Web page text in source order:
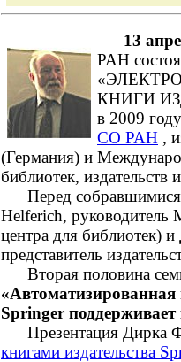
13
РАН
КНИГИ
в 2009
СО РАН ,
(Германия) и
библиотек,
Перед
Helferich,
центра для библиотек) и
представитель
Вторая половина
Springer
Презентация Дирка
книгами издательства